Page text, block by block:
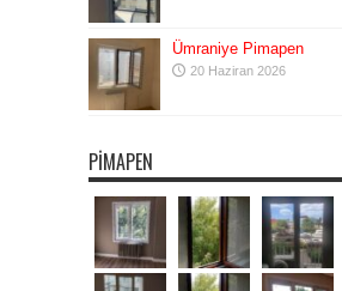
Ümraniye Pimapen
20 Haziran 2026
PIMAPEN